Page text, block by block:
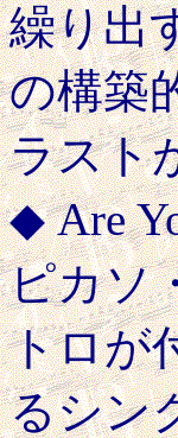
繰り出
の構築
ラスト
◆ Are
ピカソ
トロが
るシン